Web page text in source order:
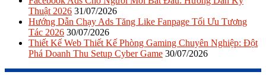
Thuật 2026 31/07/2026
Hướng Dẫn Chạy Ads Tăng Like Fanpage Tối Ưu Tương
Tác 2026 30/07/2026
Thiết Kế Web Thiết Kế Phòng Gaming Chuyên Nghiệp: Đột
Phá Doanh Thu Setup Cyber Game 30/07/2026